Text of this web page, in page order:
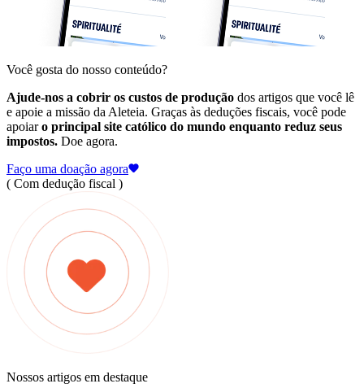
Você gosta do nosso conteúdo?
Ajude-nos a cobrir os custos de produção dos artigos que você lê
e apoie a missão da Aleteia. Graças às deduções fiscais, você pode
apoiaro principal site católico do mundo enquanto reduz seus
impostos. Doe agora.
Faço uma doação agora
( Com dedução fiscal )
Nossos artigos em destaque